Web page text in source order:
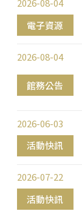
電子資源
2026-08-04
館務公告
2026-08-04
活動快訊
2026-06-03
活動快訊
2026-07-22